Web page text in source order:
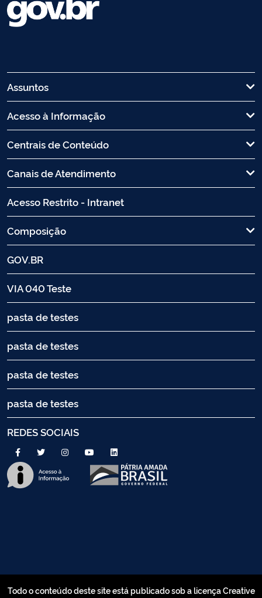
Assuntos
Acesso à Informação
Centrais de Conteúdo
Canais de Atendimento
Acesso Restrito - Intranet
Composição
GOV.BR
VIA 040 Teste
pasta de testes
pasta de testes
pasta de testes
pasta de testes
REDES SOCIAIS
Todo o conteúdo deste site está publicado sob a licença Creative